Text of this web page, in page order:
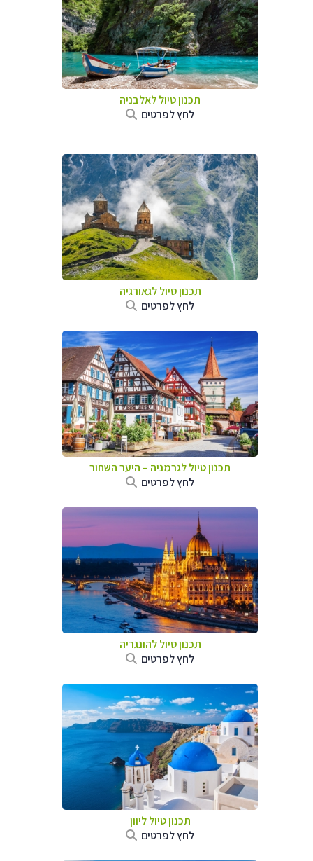
תכנון טיול לאלבניה
לחץ לפרטים
תכנון טיול לגאורגיה
לחץ לפרטים
תכנון טיול לגרמניה – היער השחור
לחץ לפרטים
תכנון טיול להונגריה
לחץ לפרטים
תכנון טיול ליוון
לחץ לפרטים